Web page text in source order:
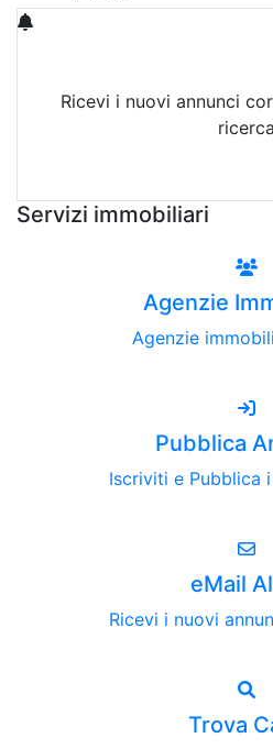
Ricevi i nuovi annunci
ricerca
Servizi immobiliari
Agenzie
Agenzie
Pubblica
Iscriviti e Pubblica
eMail
Ricevi i nuovi
Trova